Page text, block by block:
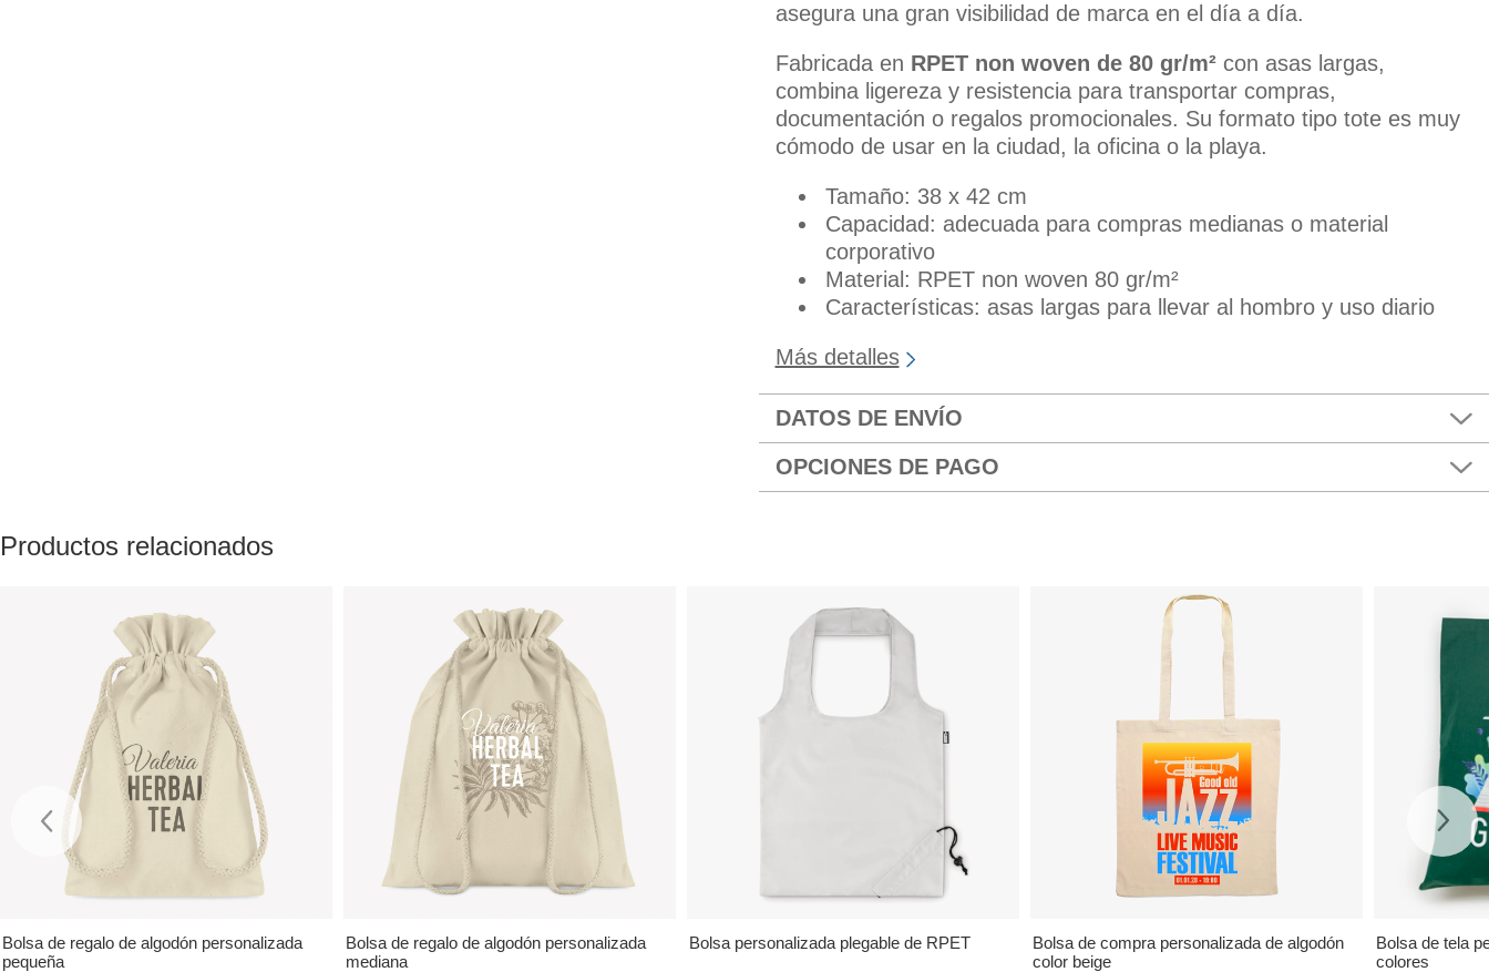
asegura una gran visibilidad de marca en el día a día.
Fabricada en RPET non woven de 80 gr/m²con asas largas,
combina ligereza y resistencia para transportar compras,
documentación o regalos promocionales. Su formato tipo tote es muy
cómodo de usar en la ciudad, la oficina o la playa.
Tamaño: 38 x 42 cm
Capacidad: adecuada para compras medianas o material
corporativo
Material: RPET non woven 80 gr/m²
Características: asas largas para llevar al hombro y uso diario
Más detalles
DATOS DE ENVÍO
OPCIONES DE PAGO
Productos relacionados
Bolsa de regalo de algodón personalizada
pequeña
Bolsa de regalo de algodón personalizada
mediana
Bolsa personalizada plegable de RPET
Bolsa de compra personalizada de algodón
color beige
Bolsa de tela
colores